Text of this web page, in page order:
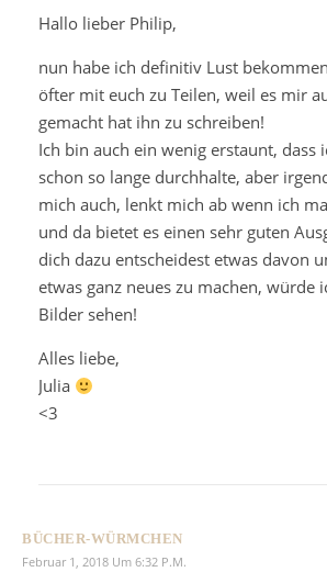
Hallo lieber Philip,
nun habe ich definitiv Lust
öfter mit euch zu Teilen, weil es mir
gemacht hat ihn zu schreiben!
Ich bin auch ein wenig erstaunt, dass
schon so lange durchhalte, aber
mich auch, lenkt mich ab wenn ich
und da bietet es einen sehr guten
dich dazu entscheidest etwas davon
etwas ganz neues zu machen, würde
Bilder sehen!
Alles liebe,
Julia
<3
BÜCHER-WÜRMCHEN
Februar 1, 2018 Um 6:32 P.m.